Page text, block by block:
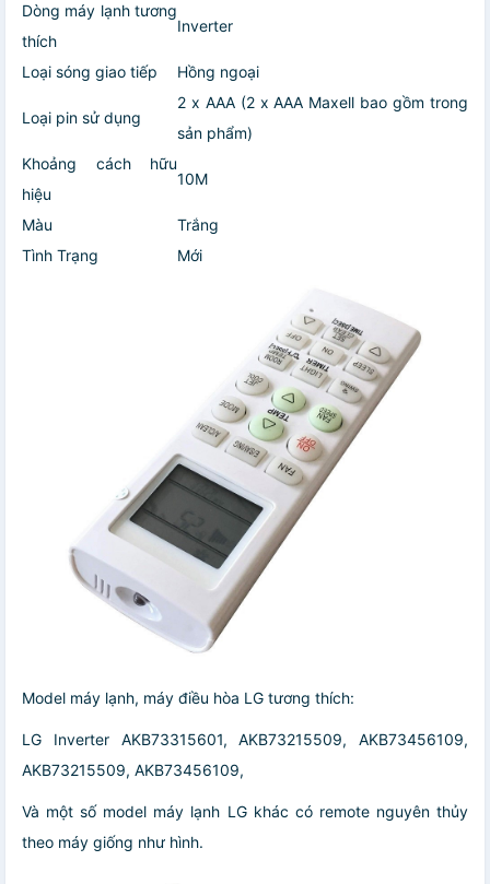
Dòng máy lạnh tương
thích
Inverter
Loại sóng giao tiếp Hồng ngoại
Loại pin sử dụng
2 x AAA (2 x AAA Maxell bao gồm trong
sản phẩm)
Khoảng cách hữu
hiệu
10M
Màu
Trắng
Tình Trạng
Mới
Model máy lạnh, máy điều hòa LG tương thích:
LG Inverter AKB73315601, AKB73215509, AKB73456109,
AKB73215509, AKB73456109,
Và một số model máy lạnh LG khác có remote nguyên thủy
theo máy giống như hình.